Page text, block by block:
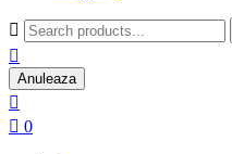


Anuleaza

 0